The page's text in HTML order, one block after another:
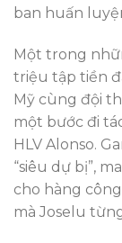
ban huấn
Một trong
triệu tập tiền
Mỹ cùng đội
một bước đi
HLV Alonso.
“siêu dự bị”,
cho hàng
mà Joselu